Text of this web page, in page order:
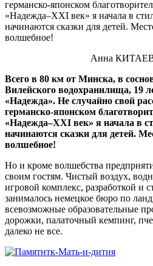
германско-японском
«Надежда–XXI век» я начала в
начинаются сказки для детей.
волшебное!
Анна
Всего в 80 км от Минска, в
Вилейского водохранилища, 19
«Надежда». Не случайно свой
германско-японском
«Надежда–XXI век» я начала в
начинаются сказки для детей.
волшебное!
Но и кроме волшебства
своим гостям. Чистый воздух,
игровой комплекс, разработкой и
занималось немецкое бюро по
всевозможные образовательные
дорожки, палаточный кемпинг,
далеко не все.